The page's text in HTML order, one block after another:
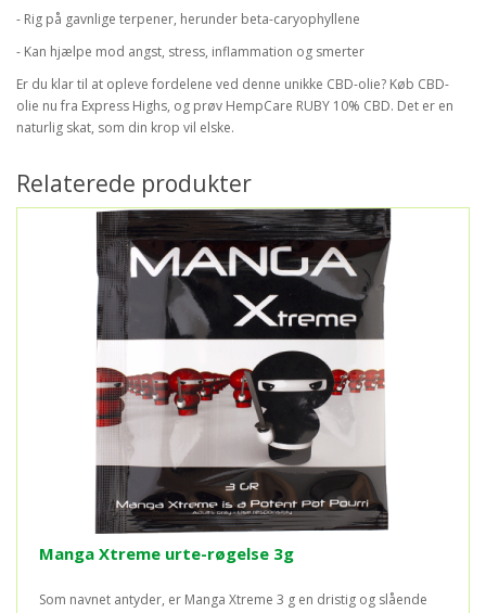
- Rig på gavnlige terpener, herunder beta-caryophyllene
- Kan hjælpe mod angst, stress, inflammation og smerter
Er du klar til at opleve fordelene ved denne unikke CBD-olie? Køb CBD-
olie nu fra Express Highs, og prøv HempCare RUBY 10% CBD. Det er en
naturlig skat, som din krop vil elske.
Relaterede produkter
Manga Xtreme urte-røgelse 3g
Som navnet antyder, er Manga Xtreme 3 g en dristig og slående